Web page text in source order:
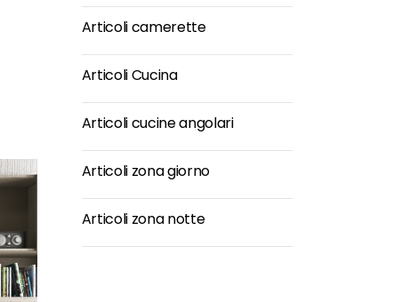
Articoli camerette
Articoli Cucina
Articoli cucine angolari
Articoli zona giorno
Articoli zona notte